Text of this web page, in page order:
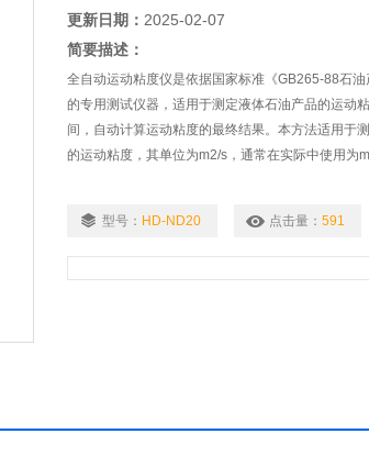
更新日期： 2025-02-07
简要描述：
全自动运动粘度仪是依据国家标准《GB265-88石
的专用测试仪器，适用于测定液体石油产品的运动
间，自动计算运动粘度的最终结果。本方法适用于
的运动粘度，其单位为m2/s，通常在实际中使用为
型号： HD-ND20 点击量： 591